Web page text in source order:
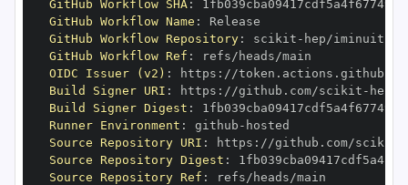
GitHub Workflow SHA:
GitHub Workflow Name :
GitHub Workflow Repository: scikit -
GitHub Workflow Ref :
OIDC Issuer (v2) : https :
Build Signer URI : https : //github.com/scikit -
Build Signer Digest :
Runner Environment : github -
Source Repository URI : https : //github.com/scikit
Source Repository Digest :
Source Repository Ref :